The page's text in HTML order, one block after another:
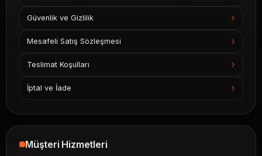
Güvenlik ve Gizlilik
Mesafeli Satış Sözleşmesi
Teslimat Koşulları
İptal ve İade
Müşteri Hizmetleri